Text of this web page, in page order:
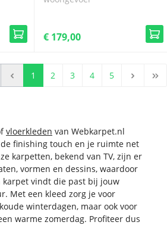
€ 179,00
1 2 3 4 5
vloerkleden van Webkarpet.nl
finishing touch en je ruimte net
karpetten, bekend van TV, zijn er
vormen en dessins, waardoor
vindt die past bij jouw
Met een kleed zorg je voor
winterdagen, maar ook voor
warme zomerdag. Profiteer dus